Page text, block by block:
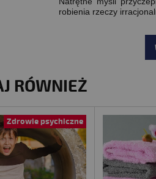
robienia rzeczy
RÓWNIEŻ
Zdrowie psychiczne